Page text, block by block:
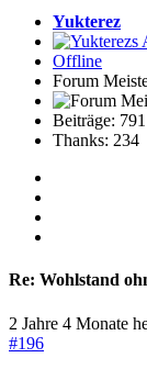
Yukterez
Offline
Forum
Beiträge: 791
Thanks: 234
Re: Wohlstand
2 Jahre 4 Monate
#196